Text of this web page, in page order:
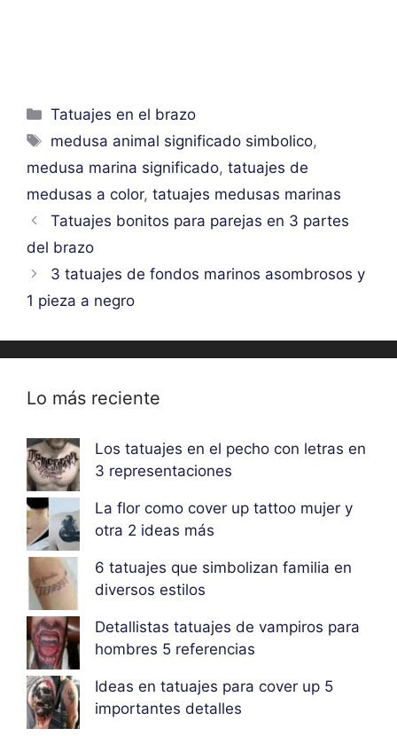
Categorías
Tatuajes en el brazo
Etiquetas
medusa animal significado simbolico,
medusa marina significado, tatuajes de
medusas a color, tatuajes medusas marinas
Tatuajes bonitos para parejas en 3 partes
del brazo
3 tatuajes de fondos marinos asombrosos y
1 pieza a negro
Lo más reciente
Los tatuajes en el pecho con letras en
3 representaciones
La flor como cover up tattoo mujer y
otra 2 ideas más
6 tatuajes que simbolizan familia en
diversos estilos
Detallistas tatuajes de vampiros para
hombres 5 referencias
Ideas en tatuajes para cover up 5
importantes detalles